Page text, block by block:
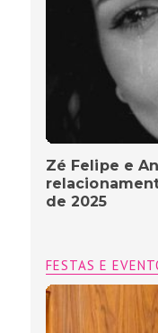
Zé Felipe e
de 2025
FESTAS E